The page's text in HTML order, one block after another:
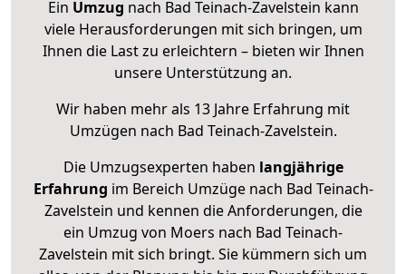
Ein Umzug nach Bad Teinach-Zavelstein kann
viele Herausforderungen mit sich bringen, um
Ihnen die Last zu erleichtern – bieten wir Ihnen
unsere Unterstützung an.
Wir haben mehr als 13 Jahre Erfahrung mit
Umzügen nach Bad Teinach-Zavelstein.
Die Umzugsexperten haben langjährige
Erfahrung im Bereich Umzüge nach Bad Teinach-
Zavelstein und kennen die Anforderungen, die
ein Umzug von Moers nach Bad Teinach-
Zavelstein mit sich bringt. Sie kümmern sich um